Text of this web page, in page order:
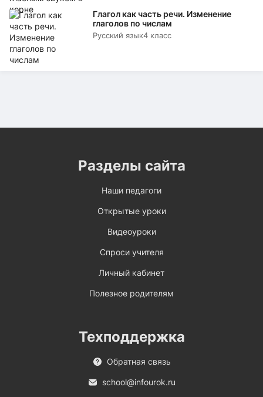
Глагол как часть речи. Изменение
глаголов по числам
Русский язык4 класс
Разделы сайта
Наши педагоги
Открытые уроки
Видеоуроки
Спроси учителя
Личный кабинет
Полезное родителям
Техподдержка
Обратная связь
school@infourok.ru